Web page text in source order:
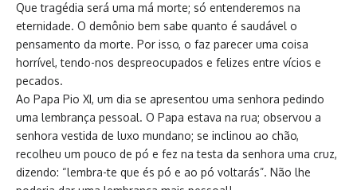
Que tragédia será uma má morte; só entenderemos na
eternidade. O demônio bem sabe quanto é saudável o
pensamento da morte. Por isso, o faz parecer uma coisa
horrível, tendo-nos despreocupados e felizes entre vícios e
pecados.
Ao Papa Pio XI, um dia se apresentou uma senhora pedindo
uma lembrança pessoal. O Papa estava na rua; observou a
senhora vestida de luxo mundano; se inclinou ao chão,
recolheu um pouco de pó e fez na testa da senhora uma cruz,
dizendo: “lembra-te que és pó e ao pó voltarás”. Não lhe